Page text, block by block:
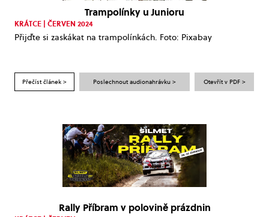
Trampolínky u Junioru
KRÁTCE | ČERVEN 2024
Přijďte si zaskákat na trampolínkách. Foto: Pixabay
Přečíst článek > Poslechnout audionahrávku > Otevřít v PDF >
Rally Příbram v polovině prázdnin